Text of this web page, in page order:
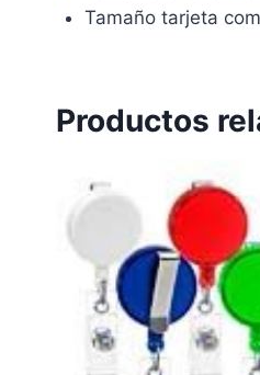
Tamaño tarjeta
Productos